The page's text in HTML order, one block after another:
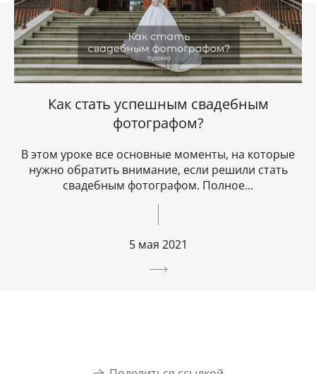
Как стать успешным свадебным
фотографом?
В этом уроке все основные моменты, на которые
нужно обратить внимание, если решили стать
свадебным фотографом. Полное...
5 мая 2021